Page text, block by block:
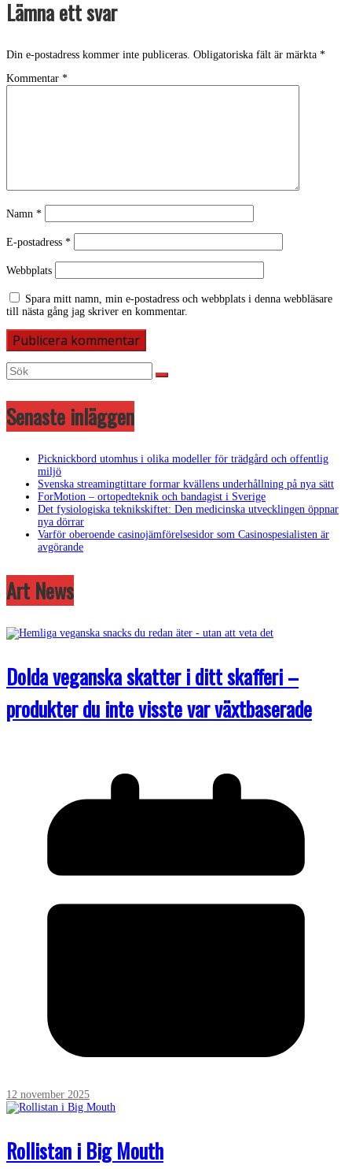
Lämna ett svar
Din e-postadress kommer inte publiceras. Obligatoriska fält är märkta *
Kommentar *
Namn *
E-postadress *
Webbplats
Spara mitt namn, min e-postadress och webbplats i denna webbläsare
till nästa gång jag skriver en kommentar.
Senaste inläggen
Picknickbord utomhus i olika modeller för trädgård och offentlig
miljö
Svenska streamingtittare formar kvällens underhållning på nya sätt
ForMotion – ortopedteknik och bandagist i Sverige
Det fysiologiska teknikskiftet: Den medicinska utvecklingen öppnar
nya dörrar
Varför oberoende casinojämförelsesidor som Casinospesialisten är
avgörande
Art News
Dolda veganska skatter i ditt skafferi –
produkter du inte visste var växtbaserade
12 november 2025
Rollistan i Big Mouth